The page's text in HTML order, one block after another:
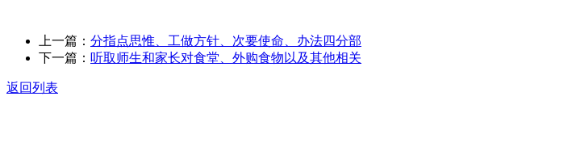
上一篇： 分指点思惟、工做方针、次要使命、办法四分部
下一篇： 听取师生和家长对食堂、外购食物以及其他相关
返回列表